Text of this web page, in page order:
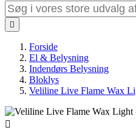

Forside
El & Belysning
Indendørs Belysning
Bloklys
Veliline Live Flame Wax
